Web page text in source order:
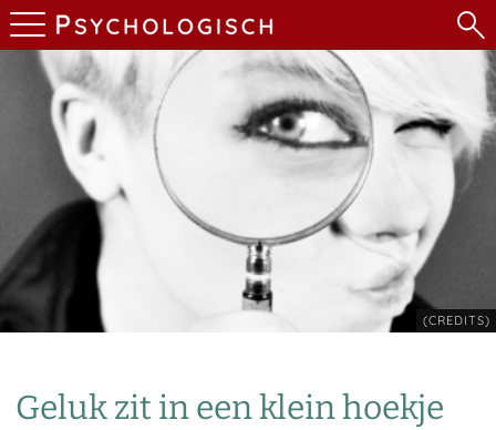
(CREDITS)
Geluk zit in een klein hoekje